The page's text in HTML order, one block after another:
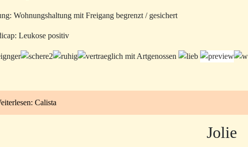
Wohnungshaltung mit Freigang begrenzt / gesichert
Leukose positiv
Calista
Jolie